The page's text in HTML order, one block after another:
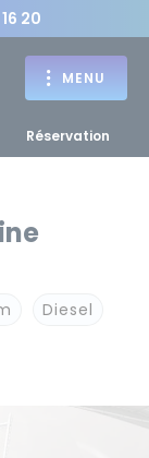
20
MENU
Réservation
Diesel